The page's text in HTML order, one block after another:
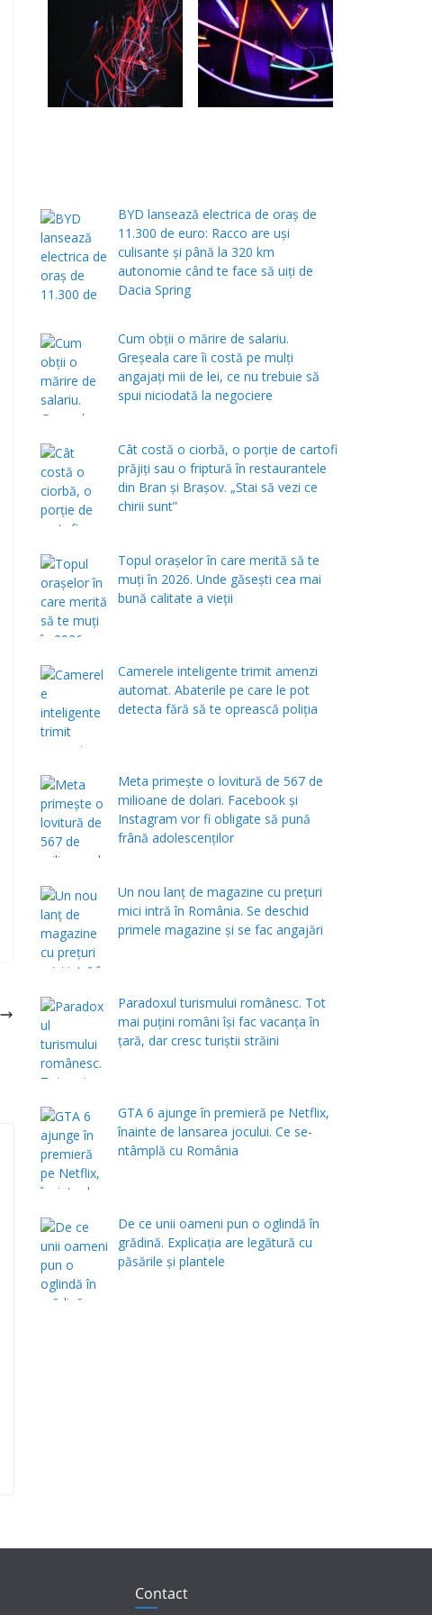
BYD lansează electrica de oraș de
11.300 de euro: Racco are uși
culisante și până la 320 km
autonomie când te face să uiți de
Dacia Spring
Cum obții o mărire de salariu.
Greșeala care îi costă pe mulți
angajați mii de lei, ce nu trebuie să
spui niciodată la negociere
Cât costă o ciorbă, o porţie de cartofi
prăjiţi sau o friptură în restaurantele
din Bran şi Braşov. „Stai să vezi ce
chirii sunt”
Topul orașelor în care merită să te
muți în 2026. Unde găsești cea mai
bună calitate a vieții
Camerele inteligente trimit amenzi
automat. Abaterile pe care le pot
detecta fără să te oprească poliția
Meta primește o lovitură de 567 de
milioane de dolari. Facebook și
Instagram vor fi obligate să pună
frână adolescenților
Un nou lanț de magazine cu prețuri
mici intră în România. Se deschid
primele magazine și se fac angajări
Paradoxul turismului românesc. Tot
mai puțini români își fac vacanța în
țară, dar cresc turiștii străini
GTA 6 ajunge în premieră pe Netflix,
înainte de lansarea jocului. Ce se-
ntâmplă cu România
De ce unii oameni pun o oglindă în
grădină. Explicația are legătură cu
păsările și plantele
Contact